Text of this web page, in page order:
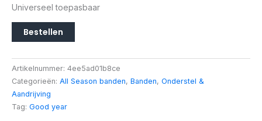
Universeel toepasbaar
Bestellen
Artikelnummer: 4ee5ad01b8ce
Categorieën: All Season banden, Banden, Onderstel &
Aandrijving
Tag: Good year